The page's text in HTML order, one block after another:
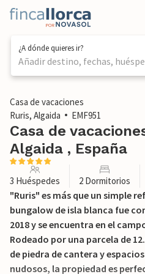
¿A dónde quieres ir?
Añadir destino, fechas,
1 / 42
Casa de vacaciones
Ruris, Algaida
EMF951
Casa de
Algaida , España
3 Huéspedes 2 Dormitorios
"Ruris" es más que un simple
bungalow de isla blanca fue
2018 y se encuentra en el
Rodeado por una parcela de
de piedra de cantera y
nudosos, la propiedad es